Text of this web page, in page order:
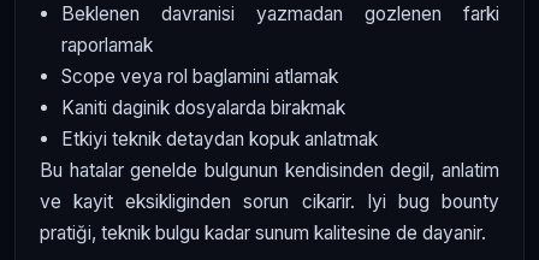
Beklenen davranisi yazmadan gozlenen farki
raporlamak
Scope veya rol baglamini atlamak
Kaniti daginik dosyalarda birakmak
Etkiyi teknik detaydan kopuk anlatmak
Bu hatalar genelde bulgunun kendisinden degil, anlatim
ve kayit eksikliginden sorun cikarir. Iyi bug bounty
pratiği, teknik bulgu kadar sunum kalitesine de dayanir.